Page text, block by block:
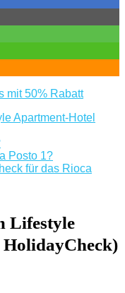
Apartment-Hotel
Posto 1?
für das Rioca
Lifestyle